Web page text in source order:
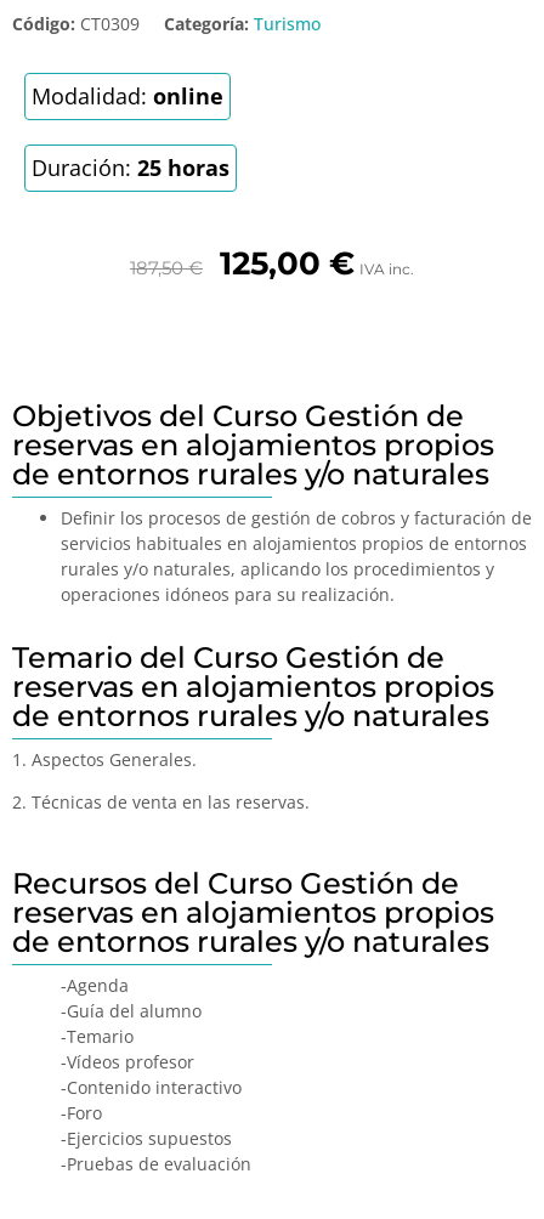
Código: CT0309 Categoría: Turismo
Modalidad: online
Duración: 25 horas
187,50€ 125,00 € IVA inc.
Objetivos del Curso Gestión de
reservas en alojamientos propios
de entornos rurales y/o naturales
Definir los procesos de gestión de cobros y facturación de
servicios habituales en alojamientos propios de entornos
rurales y/o naturales, aplicando los procedimientos y
operaciones idóneos para su realización.
Temario del Curso Gestión de
reservas en alojamientos propios
de entornos rurales y/o naturales
1. Aspectos Generales.
2. Técnicas de venta en las reservas.
Recursos del Curso Gestión de
reservas en alojamientos propios
de entornos rurales y/o naturales
-Agenda
-Guía del alumno
-Temario
-Vídeos profesor
-Contenido interactivo
-Foro
-Ejercicios supuestos
-Pruebas de evaluación